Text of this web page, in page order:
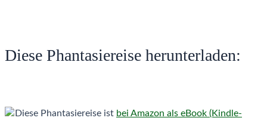
Diese Phantasiereise herunterladen:
Diese Phantasiereise ist bei Amazon als eBook (Kindle-